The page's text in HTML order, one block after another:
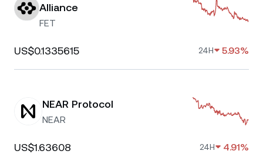
Alliance
FET
US$0.1335615 24H 5.93%
NEAR Protocol
NEAR
US$1.63608 24H 4.91%